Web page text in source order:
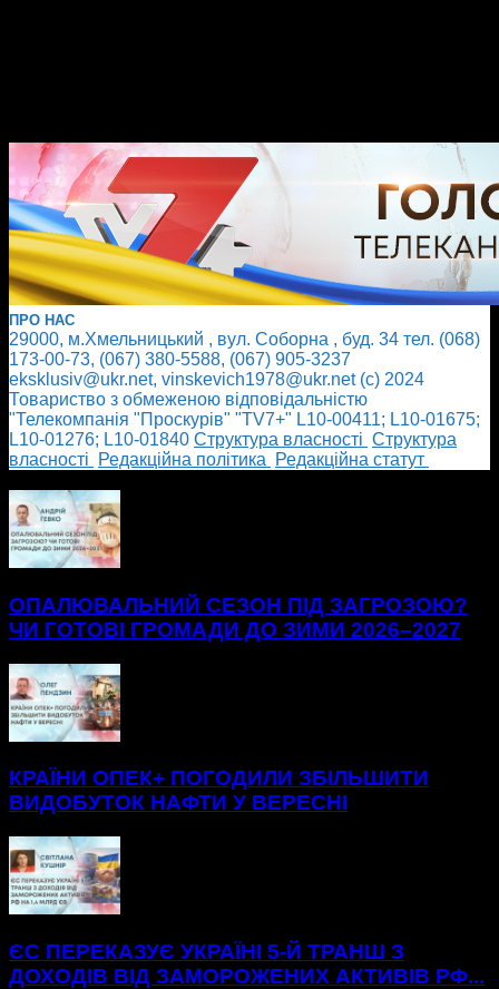
ПРО НАС
29000, м.Хмельницький , вул. Соборна , буд. 34 тел. (068)
173-00-73, (067) 380-5588, (067) 905-3237
eksklusiv@ukr.net, vinskevich1978@ukr.net (с) 2024
Товариство з обмеженою відповідальністю
"Телекомпанія "Проскурів" "TV7+" L10-00411; L10-01675;
L10-01276; L10-01840 Cтруктура власності Cтруктура
власності
Редакційна політика
Редакційна статут
ОПАЛЮВАЛЬНИЙ СЕЗОН ПІД ЗАГРОЗОЮ?
ЧИ ГОТОВІ ГРОМАДИ ДО ЗИМИ 2026–2027
КРАЇНИ ОПЕК+ ПОГОДИЛИ ЗБІЛЬШИТИ
ВИДОБУТОК НАФТИ У ВЕРЕСНІ
ЄС ПЕРЕКАЗУЄ УКРАЇНІ 5-Й ТРАНШ З
ДОХОДІВ ВІД ЗАМОРОЖЕНИХ АКТИВІВ РФ...